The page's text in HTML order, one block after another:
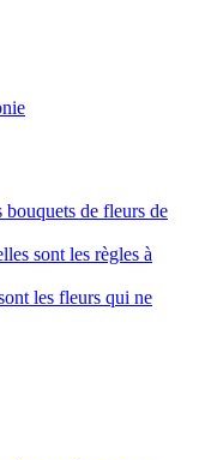
de fleurs de
sont les règles à
les fleurs qui ne